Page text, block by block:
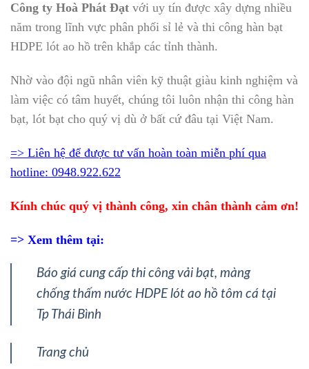
Công ty Hoà Phát Đạt với uy tín được xây dựng nhiều
năm trong lĩnh vực phân phối sỉ lẻ và thi công hàn bạt
HDPE lót ao hồ trên khắp các tỉnh thành.
Nhờ vào đội ngũ nhân viên kỹ thuật giàu kinh nghiệm và
làm việc có tâm huyết, chúng tôi luôn nhận thi công hàn
bạt, lót bạt cho quý vị dù ở bất cứ đâu tại Việt Nam.
=> Liên hệ để được tư vấn hoàn toàn miễn phí qua
hotline: 0948.922.622
Kính chúc quý vị thành công, xin chân thành cảm ơn!
=> Xem thêm tại:
Báo giá cung cấp thi công vải bạt, màng
chống thấm nước HDPE lót ao hồ tôm cá tại
Tp Thái Bình
Trang chủ